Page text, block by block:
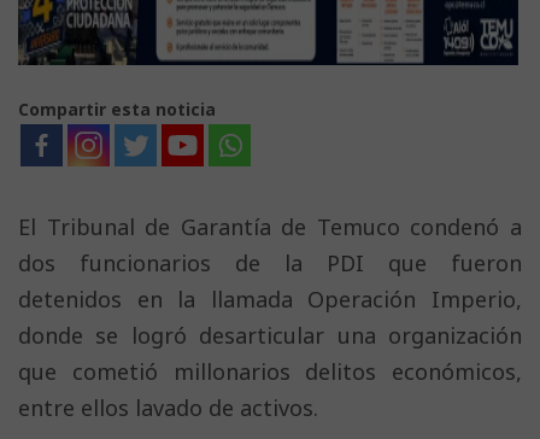
Compartir esta noticia
El Tribunal de Garantía de Temuco condenó a
dos funcionarios de la PDI que fueron
detenidos en la llamada Operación Imperio,
donde se logró desarticular una organización
que cometió millonarios delitos económicos,
entre ellos lavado de activos.